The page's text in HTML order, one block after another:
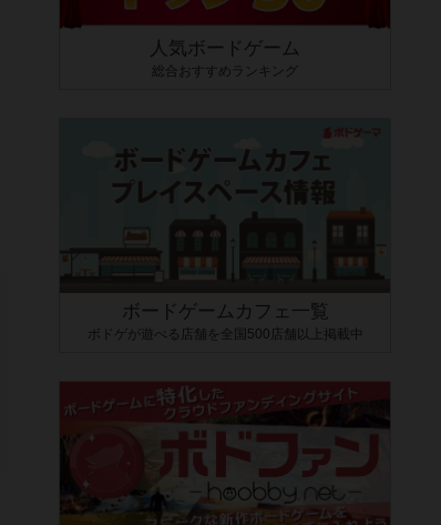
人気ボードゲーム
総合おすすめランキング
ボードゲームカフェ一覧
ボドゲが遊べる店舗を全国500店舗以上掲載中